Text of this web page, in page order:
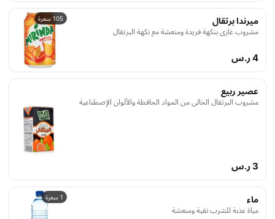
105 سعرة ميرندا برتقال
مشروب غازي بنكهة فريدة ومنعشة مع نكهة البرتقال
4 ر.س
عصير ربيع
مشروب البرتقال الخالي من المواد الحافظة والألوان الإصطناعية
3 ر.س
1 سعرة ماء
مياة عذبة للشرب نقية ومنعشة